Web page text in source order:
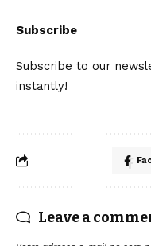
Subscribe
Subscribe to our
instantly!
Leave a